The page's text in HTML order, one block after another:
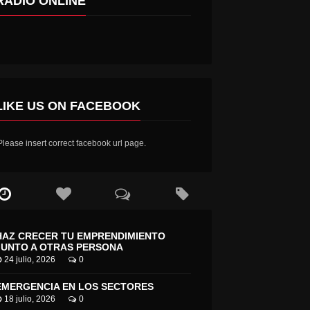
US ON FACEBOOK
insert correct facebook url page.
CRECER TU EMPRENDIMIENTO
A OTRAS PERSONA
24 julio, 2026 0
EN LOS SECTORES
18 julio, 2026 0